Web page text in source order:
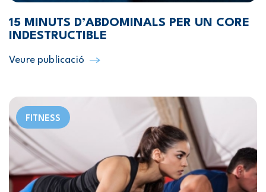
15 MINUTS D’ABDOMINALS PER UN CORE
INDESTRUCTIBLE
Veure publicació
FITNESS